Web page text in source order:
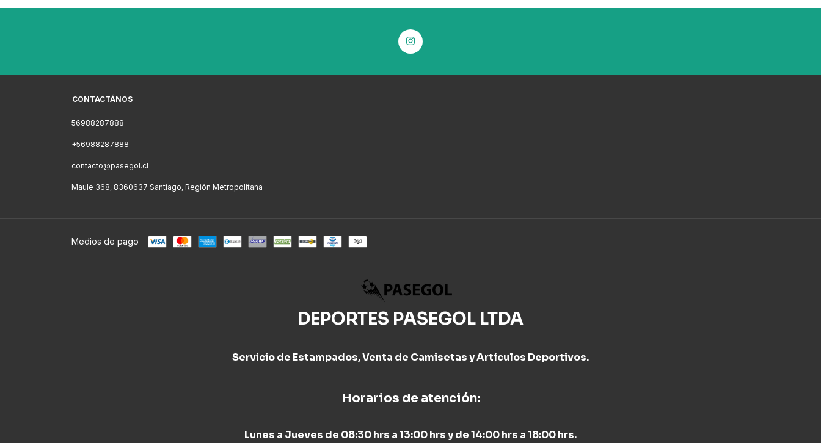
CONTACTÁNOS
56988287888
+56988287888
contacto@pasegol.cl
Maule 368, 8360637 Santiago, Región Metropolitana
Medios de pago
DEPORTES PASEGOL LTDA
Servicio de Estampados, Venta de Camisetas y Artículos Deportivos.
Horarios de atención:
Lunes a Jueves de 08:30 hrs a 13:00 hrs y de 14:00 hrs a 18:00 hrs.